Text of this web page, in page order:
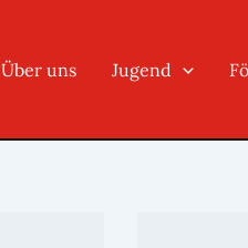
Über uns Jugend